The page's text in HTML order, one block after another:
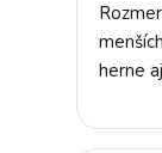
herne